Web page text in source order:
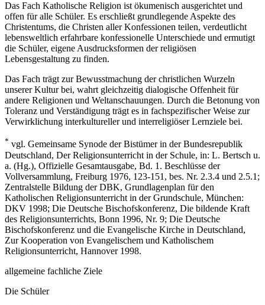
Das Fach Katholische Religion ist ökumenisch ausgerichtet und
offen für alle Schüler. Es erschließt grundlegende Aspekte des
Christentums, die Christen aller Konfessionen teilen, verdeutlicht
lebensweltlich erfahrbare konfessionelle Unterschiede und ermutigt
die Schüler, eigene Ausdrucksformen der religiösen
Lebensgestaltung zu finden.
Das Fach trägt zur Bewusstmachung der christlichen Wurzeln
unserer Kultur bei, wahrt gleichzeitig dialogische Offenheit für
andere Religionen und Weltanschauungen. Durch die Betonung von
Toleranz und Verständigung trägt es in fachspezifischer Weise zur
Verwirklichung interkultureller und interreligiöser Lernziele bei.
* vgl. Gemeinsame Synode der Bistümer in der Bundesrepublik
Deutschland, Der Religionsunterricht in der Schule, in: L. Bertsch u.
a. (Hg.), Offizielle Gesamtausgabe, Bd. 1. Beschlüsse der
Vollversammlung, Freiburg 1976, 123-151, bes. Nr. 2.3.4 und 2.5.1;
Zentralstelle Bildung der DBK, Grundlagenplan für den
Katholischen Religionsunterricht in der Grundschule, München:
DKV 1998; Die Deutsche Bischofskonferenz, Die bildende Kraft
des Religionsunterrichts, Bonn 1996, Nr. 9; Die Deutsche
Bischofskonferenz und die Evangelische Kirche in Deutschland,
Zur Kooperation von Evangelischem und Katholischem
Religionsunterricht, Hannover 1998.
allgemeine fachliche Ziele
Die Schüler